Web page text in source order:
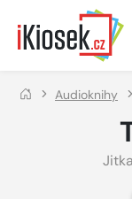
Přejít na hlavní obsah
Audioknihy